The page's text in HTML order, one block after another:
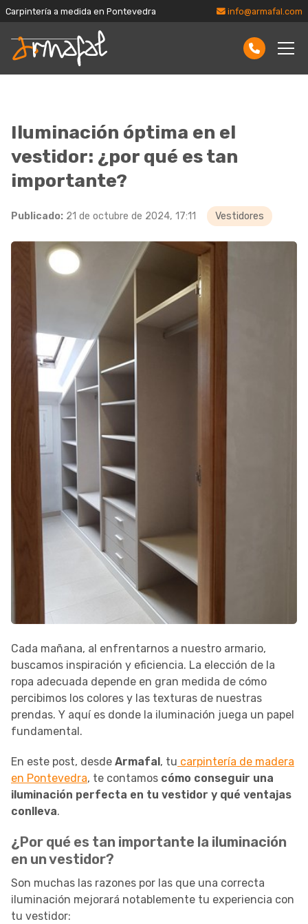
Carpintería a medida en Pontevedra info@armafal.com
Iluminación óptima en el
vestidor: ¿por qué es tan
importante?
Publicado: 21 de octubre de 2024, 17:11 Vestidores
Cada mañana, al enfrentarnos a nuestro armario,
buscamos inspiración y eficiencia. La elección de la
ropa adecuada depende en gran medida de cómo
percibimos los colores y las texturas de nuestras
prendas. Y aquí es donde la iluminación juega un papel
fundamental.
En este post, desde Armafal, tu carpintería de madera
en Pontevedra, te contamos cómo conseguir una
iluminación perfecta en tu vestidor y qué ventajas
conlleva.
¿Por qué es tan importante la iluminación
en un vestidor?
Son muchas las razones por las que una correcta
iluminación mejorará notablemente tu experiencia con
tu vestidor: